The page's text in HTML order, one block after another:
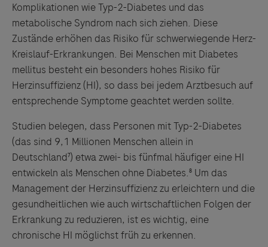
Komplikationen wie Typ-2-Diabetes und das
metabolische Syndrom nach sich ziehen. Diese
Zustände erhöhen das Risiko für schwerwiegende Herz-
Kreislauf-Erkrankungen. Bei Menschen mit Diabetes
mellitus besteht ein besonders hohes Risiko für
Herzinsuffizienz (HI), so dass bei jedem Arztbesuch auf
entsprechende Symptome geachtet werden sollte.
Studien belegen, dass Personen mit Typ-2-Diabetes
(das sind 9,1 Millionen Menschen allein in
Deutschland⁷) etwa zwei- bis fünfmal häufiger eine HI
entwickeln als Menschen ohne Diabetes.⁸ Um das
Management der Herzinsuffizienz zu erleichtern und die
gesundheitlichen wie auch wirtschaftlichen Folgen der
Erkrankung zu reduzieren, ist es wichtig, eine
chronische HI möglichst früh zu erkennen.